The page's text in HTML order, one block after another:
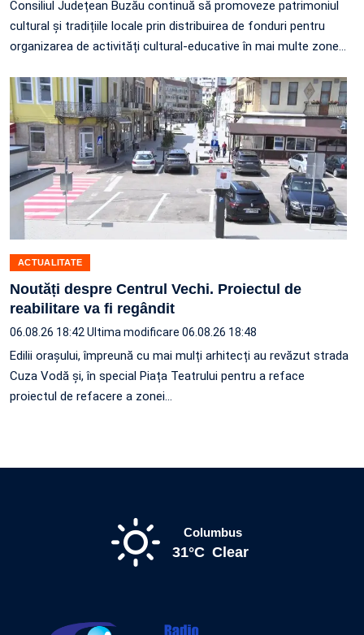
Consiliul Județean Buzău continuă să promoveze patrimoniul
cultural și tradițiile locale prin distribuirea de fonduri pentru
organizarea de activități cultural-educative în mai multe zone…
ACTUALITATE
Noutăți despre Centrul Vechi. Proiectul de
reabilitare va fi regândit
06.08.26 18:42Ultima modificare 06.08.26 18:48
Edilii orașului, împreună cu mai mulți arhitecți au revăzut strada
Cuza Vodă și, în special Piața Teatrului pentru a reface
proiectul de refacere a zonei…
Columbus
31°C Clear